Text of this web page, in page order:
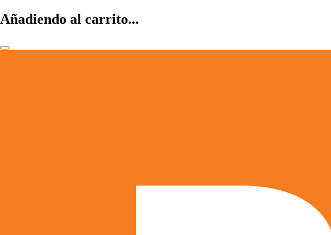
Añadiendo al carrito...